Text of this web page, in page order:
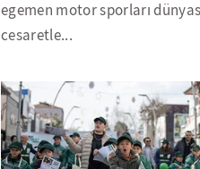
egemen motor sporları
cesaretle...